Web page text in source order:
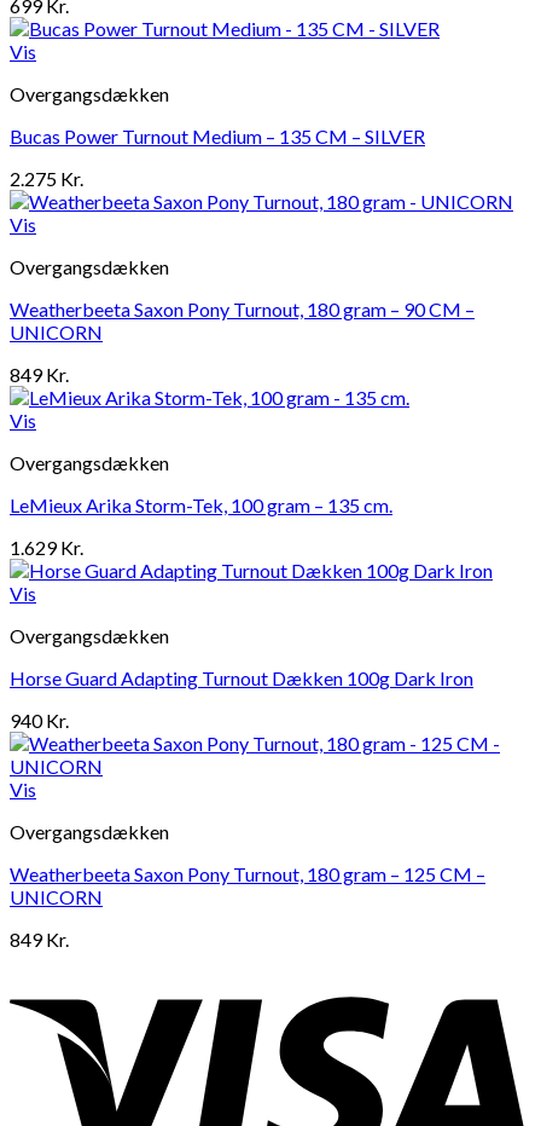
699 Kr.
Vis
Overgangsdækken
Bucas Power Turnout Medium – 135 CM – SILVER
2.275 Kr.
Vis
Overgangsdækken
Weatherbeeta Saxon Pony Turnout, 180 gram – 90 CM –
UNICORN
849Kr.
Vis
Overgangsdækken
LeMieux Arika Storm-Tek, 100 gram – 135 cm.
1.629Kr.
Vis
Overgangsdækken
Horse Guard Adapting Turnout Dækken 100g Dark Iron
940Kr.
Vis
Overgangsdækken
Weatherbeeta Saxon Pony Turnout, 180 gram – 125 CM –
UNICORN
849Kr.